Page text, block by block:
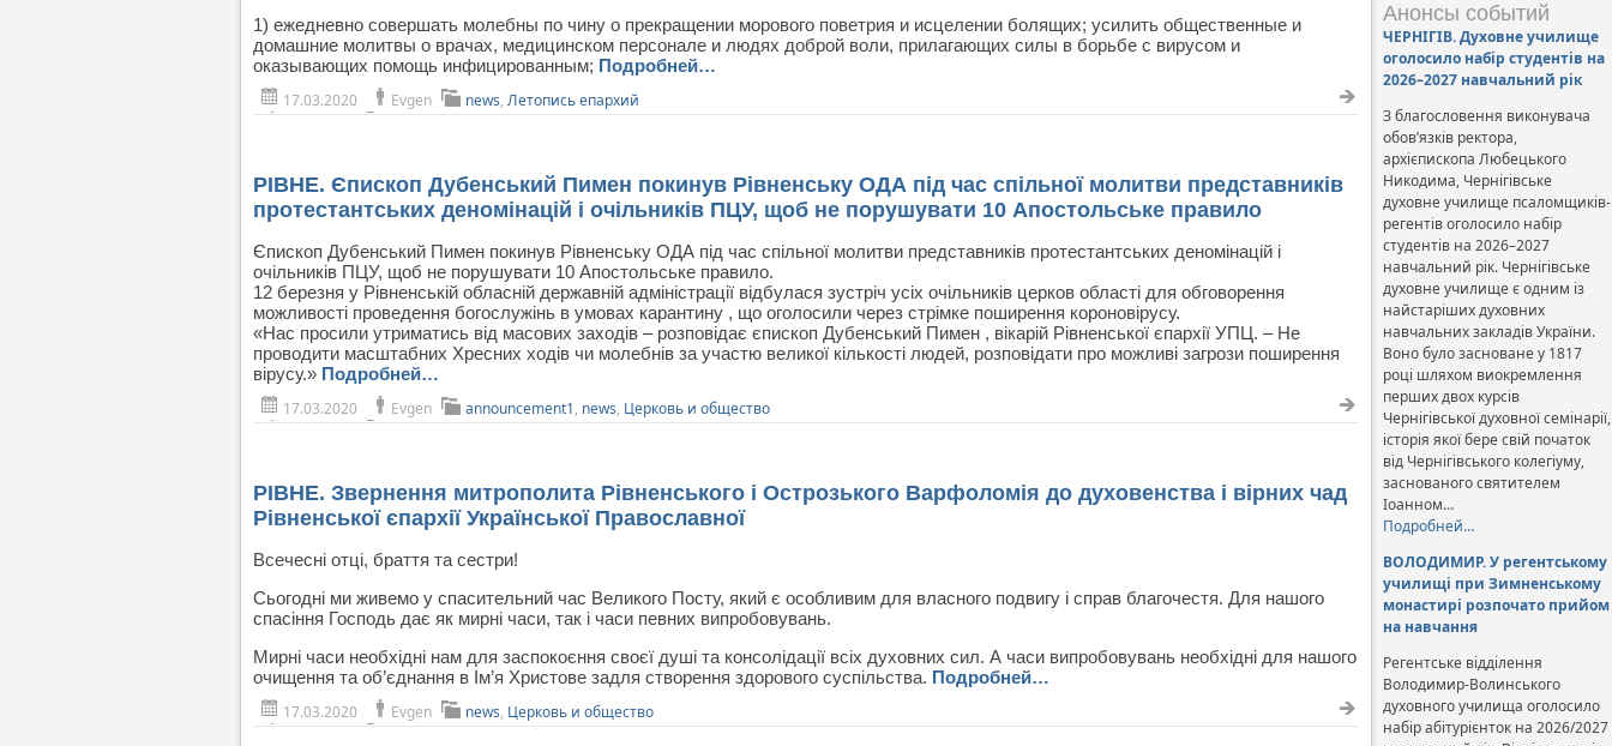
1) ежедневно совершать молебны по чину о прекращении морового поветрия и исцелении болящих; усилить общественные и
домашние молитвы о врачах, медицинском персонале и людях доброй воли, прилагающих силы в борьбе с вирусом и
оказывающих помощь инфицированным; Подробней…
17.03.2020
Evgen news, Летопись епархий
РІВНЕ. Єпископ Дубенський Пимен покинув Рівненську ОДА під час спільної молитви представників
протестантських деномінацій і очільників ПЦУ, щоб не порушувати 10 Апостольське правило
Єпископ Дубенський Пимен покинув Рівненську ОДА під час спільної молитви представників протестантських деномінацій і
очільників ПЦУ, щоб не порушувати 10 Апостольське правило.
12 березня у Рівненській обласній державній адміністрації відбулася зустріч усіх очільників церков області для обговорення
можливості проведення богослужінь в умовах карантину , що оголосили через стрімке поширення короновірусу.
«Нас просили утриматись від масових заходів – розповідає єпископ Дубенський Пимен , вікарій Рівненської єпархії УПЦ. – Не
проводити масштабних Хресних ходів чи молебнів за участю великої кількості людей, розповідати про можливі загрози поширення
вірусу.» Подробней…
17.03.2020
Evgen announcement1, news, Церковь и общество
РІВНЕ. Звернення митрополита Рівненського і Острозького Варфоломія до духовенства і вірних чад
Рівненської єпархії Української Православної
Всечесні отці, браття та сестри!
Сьогодні ми живемо у спасительний час Великого Посту, який є особливим для власного подвигу і справ благочестя. Для нашого
спасіння Господь дає як мирні часи, так і часи певних випробовувань.
Мирні часи необхідні нам для заспокоєння своєї душі та консолідації всіх духовних сил. А часи випробовувань необхідні для нашого
очищення та об’єднання в Ім’я Христове задля створення здорового суспільства. Подробней…
17.03.2020
Evgen news, Церковь и общество
Анонсы событий
ЧЕРНІГІВ. Духовне училище
оголосило набір студентів на
2026–2027 навчальний рік
З благословення виконувача
обов’язків ректора,
архієпископа Любецького
Никодима, Чернігівське
духовне училище псаломщиків-
регентів оголосило набір
студентів на 2026–2027
навчальний рік. Чернігівське
духовне училище є одним із
найстаріших духовних
навчальних закладів України.
Воно було засноване у 1817
році шляхом виокремлення
перших двох курсів
Чернігівської духовної семінарії,
історія якої бере свій початок
від Чернігівського колегіуму,
заснованого святителем
Іоанном…
Подробней…
ВОЛОДИМИР. У регентському
училищі при Зимненському
монастирі розпочато прийом
на навчання
Регентське відділення
Володимир-Волинського
духовного училища оголосило
набір абітурієнток на 2026/2027